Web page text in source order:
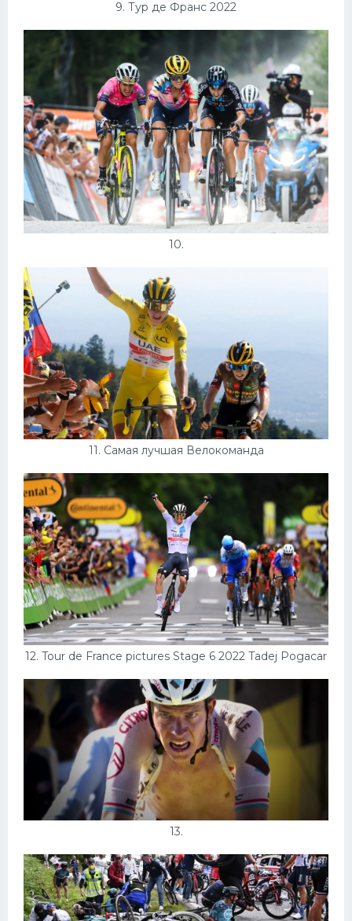
9. Тур де Франс 2022
10.
11. Самая лучшая Велокоманда
12. Tour de France pictures Stage 6 2022 Tadej Pogacar
13.